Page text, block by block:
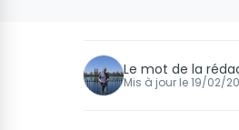
Le mot de la
Mis à jour le19/02/